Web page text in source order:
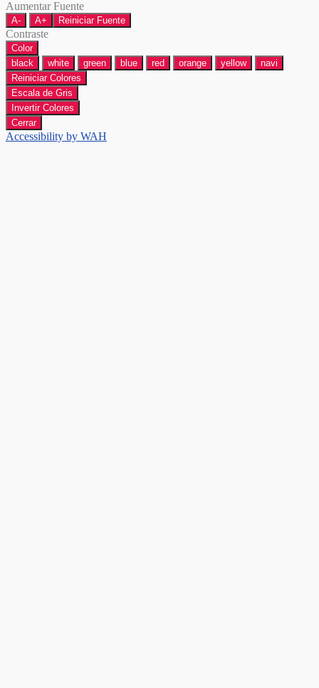
Aumentar Fuente
A- A+ Reiniciar Fuente
Contraste
Color
black
white green blue red orange yellow
navi
Reiniciar Colores
Escala de Gris
Invertir Colores
Cerrar
Accessibility by WAH